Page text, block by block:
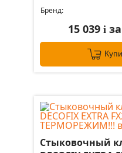
Бренд:
15 039i
Стыковочный